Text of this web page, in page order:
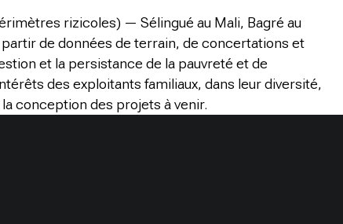
rizicoles) — Sélingué au Mali, Bagré au
de données de terrain, de concertations et
et la persistance de la pauvreté et de
des exploitants familiaux, dans leur diversité,
conception des projets à venir.